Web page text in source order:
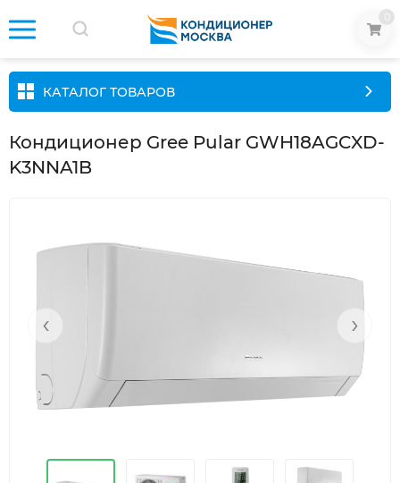
КАТАЛОГ ТОВАРОВ
Кондиционер Gree Pular GWH18AGCXD-
K3NNA1B
‹ ›